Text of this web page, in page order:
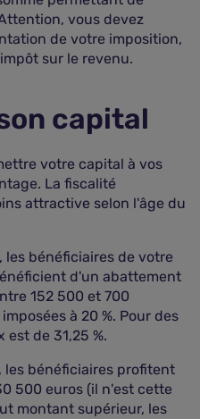
vous devez
de votre imposition,
sur le revenu.
capital
votre capital à vos
La fiscalité
attractive selon l'âge du
les bénéficiaires de votre
d'un abattement
152 500 et 700
à 20 %. Pour des
de 31,25 %.
les bénéficiaires profitent
500 euros (il n'est cette
montant supérieur, les